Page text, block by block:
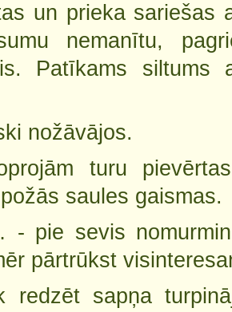
un prieka sariešas
nemanītu,
Patīkams siltums
nožāvājos.
turu
saules gaismas.
pie sevis
pārtrūkst
redzēt sapņa